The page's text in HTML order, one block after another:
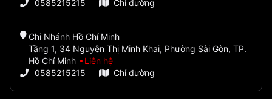
0585215215
Chỉ đường
Chi Nhánh Hồ Chí Minh
Tầng 1, 34 Nguyễn Thị Minh Khai, Phường Sài Gòn, TP.
Hồ Chí Minh
Liên hệ
0585215215
Chỉ đường